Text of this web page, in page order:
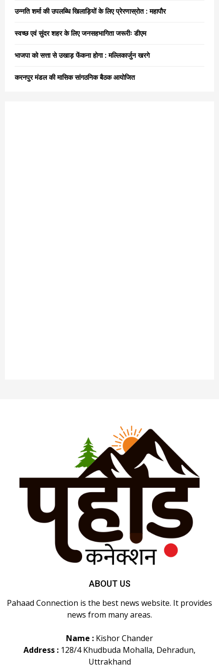
उन्नति शर्मा की उपलब्धि खिलाड़ियों के लिए प्रेरणास्रोत : महापौर
स्वच्छ एवं सुंदर शहर के लिए जनसहभागिता जरूरीः डीएम
भाजपा को सत्ता से उखाड़ फेंकना होगा : मल्लिकार्जुन खरगे
करनपुर मंडल की मासिक सांगठनिक बैठक आयोजित
ABOUT US
Pahaad Connection is the best news website. It provides
news from many areas.
Name : Kishor Chander
Address : 128/4 Khudbuda Mohalla, Dehradun,
Uttrakhand